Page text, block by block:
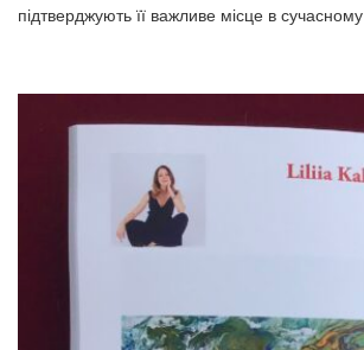
підтверджують її важливе місце в